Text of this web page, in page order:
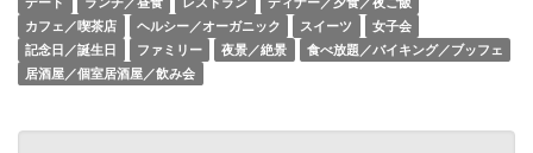
カフェ／喫茶店
ヘルシー／オーガニック スイーツ
女子会
記念日／誕生日
ファミリー 夜景／絶景
食べ放題／バイキング／ブッフェ
居酒屋／個室居酒屋／飲み会